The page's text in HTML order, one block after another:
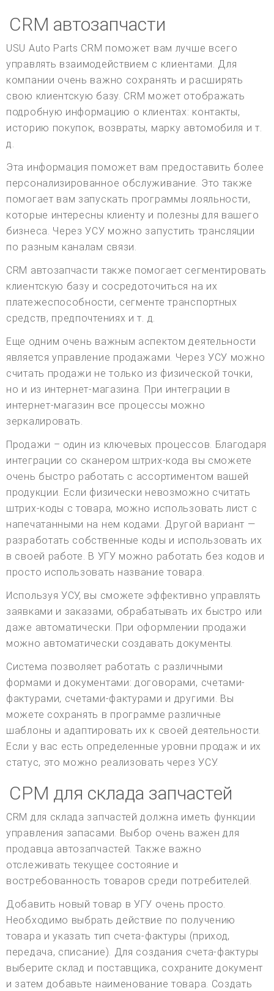
CRM автозапчасти
USU Auto Parts CRM поможет вам лучше всего
управлять взаимодействием с клиентами. Для
компании очень важно сохранять и расширять
свою клиентскую базу. CRM может отображать
подробную информацию о клиентах: контакты,
историю покупок, возвраты, марку автомобиля и т.
д.
Эта информация поможет вам предоставить более
персонализированное обслуживание. Это также
помогает вам запускать программы лояльности,
которые интересны клиенту и полезны для вашего
бизнеса. Через УСУ можно запустить трансляции
по разным каналам связи.
CRM автозапчасти также помогает сегментировать
клиентскую базу и сосредоточиться на их
платежеспособности, сегменте транспортных
средств, предпочтениях и т. д.
Еще одним очень важным аспектом деятельности
является управление продажами. Через УСУ можно
считать продажи не только из физической точки,
но и из интернет-магазина. При интеграции в
интернет-магазин все процессы можно
зеркалировать.
Продажи – один из ключевых процессов. Благодаря
интеграции со сканером штрих-кода вы сможете
очень быстро работать с ассортиментом вашей
продукции. Если физически невозможно считать
штрих-коды с товара, можно использовать лист с
напечатанными на нем кодами. Другой вариант —
разработать собственные коды и использовать их
в своей работе. В УГУ можно работать без кодов и
просто использовать название товара.
Используя УСУ, вы сможете эффективно управлять
заявками и заказами, обрабатывать их быстро или
даже автоматически. При оформлении продажи
можно автоматически создавать документы.
Система позволяет работать с различными
формами и документами: договорами, счетами-
фактурами, счетами-фактурами и другими. Вы
можете сохранять в программе различные
шаблоны и адаптировать их к своей деятельности.
Если у вас есть определенные уровни продаж и их
статус, это можно реализовать через УСУ.
СРМ для склада запчастей
CRM для склада запчастей должна иметь функции
управления запасами. Выбор очень важен для
продавца автозапчастей. Также важно
отслеживать текущее состояние и
востребованность товаров среди потребителей.
Добавить новый товар в УГУ очень просто.
Необходимо выбрать действие по получению
товара и указать тип счета-фактуры (приход,
передача, списание). Для создания счета-фактуры
выберите склад и поставщика, сохраните документ
и затем добавьте наименование товара. Создать